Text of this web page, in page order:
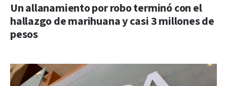
Un allanamiento por robo terminó con el
hallazgo de marihuana y casi 3 millones de
pesos